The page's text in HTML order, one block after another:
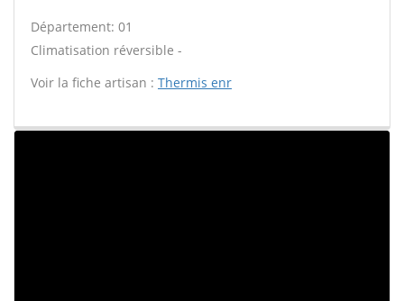
Département: 01
Climatisation réversible -
Voir la fiche artisan : Thermis enr